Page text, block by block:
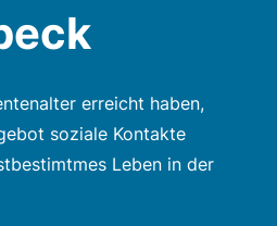
erreicht haben,
soziale Kontakte
Leben in der